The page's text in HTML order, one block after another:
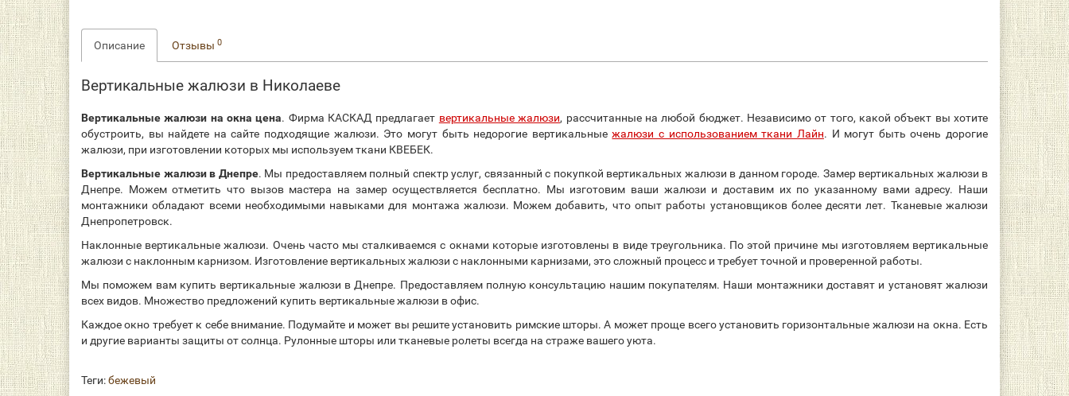
Описание Отзывы 0
Вертикальные жалюзи в Николаеве
Вертикальные жалюзи на окна цена. Фирма КАСКАД предлагает вертикальные жалюзи, рассчитанные на любой бюджет. Независимо от того, какой объект вы хотите
обустроить, вы найдете на сайте подходящие жалюзи. Это могут быть недорогие вертикальныежалюзи с использованием ткани Лайн. И могут быть очень дорогие
жалюзи, при изготовлении которых мы используем ткани КВЕБЕК.
Вертикальные жалюзи в Днепре. Мы предоставляем полный спектр услуг, связанный с покупкой вертикальных жалюзи в данном городе. Замер вертикальных жалюзи в
Днепре. Можем отметить что вызов мастера на замер осуществляется бесплатно. Мы изготовим ваши жалюзи и доставим их по указанному вами адресу. Наши
монтажники обладают всеми необходимыми навыками для монтажа жалюзи. Можем добавить, что опыт работы установщиков более десяти лет. Тканевые жалюзи
Днепропетровск.
Наклонные вертикальные жалюзи. Очень часто мы сталкиваемся с окнами которые изготовлены в виде треугольника. По этой причине мы изготовляем вертикальные
жалюзи с наклонным карнизом. Изготовление вертикальных жалюзи с наклонными карнизами, это сложный процесс и требует точной и проверенной работы.
Мы поможем вам купить вертикальные жалюзи в Днепре. Предоставляем полную консультацию нашим покупателям. Наши монтажники доставят и установят жалюзи
всех видов. Множество предложений купить вертикальные жалюзи в офис.
Каждое окно требует к себе внимание. Подумайте и может вы решите установить римские шторы. А может проще всего установить горизонтальные жалюзи на окна. Есть
и другие варианты защиты от солнца. Рулонные шторы или тканевые ролеты всегда на страже вашего уюта.
Теги:бежевый